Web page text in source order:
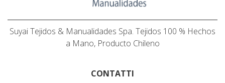
Suyai Tejidos & Manualidades Spa. Tejidos 100 % Hechos
a Mano, Producto Chileno
CONTATTI